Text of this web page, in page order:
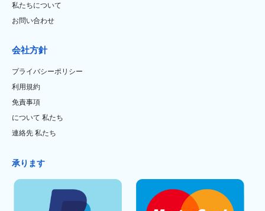
私たちについて
お問い合わせ
会社方針
プライバシーポリシー
利用規約
免責事項
について 私たち
連絡先 私たち
承ります